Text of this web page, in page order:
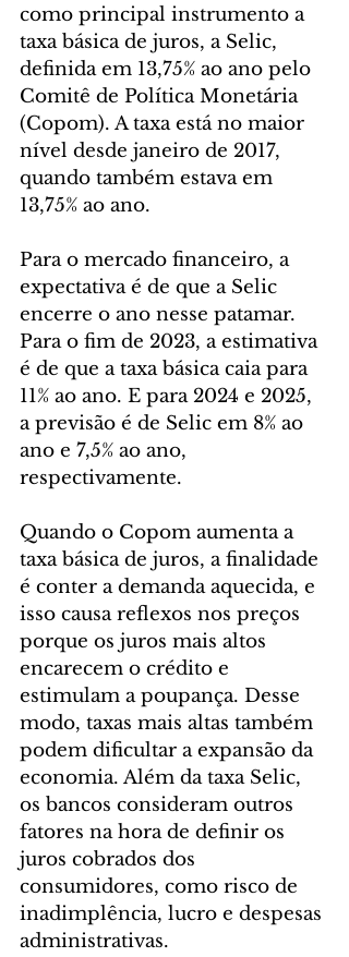
como principal instrumento a
taxa básica de juros, a Selic,
definida em 13,75% ao ano pelo
Comitê de Política Monetária
(Copom). A taxa está no maior
nível desde janeiro de 2017,
quando também estava em
13,75% ao ano.
Para o mercado financeiro, a
expectativa é de que a Selic
encerre o ano nesse patamar.
Para o fim de 2023, a estimativa
é de que a taxa básica caia para
11% ao ano. E para 2024 e 2025,
a previsão é de Selic em 8% ao
ano e 7,5% ao ano,
respectivamente.
Quando o Copom aumenta a
taxa básica de juros, a finalidade
é conter a demanda aquecida, e
isso causa reflexos nos preços
porque os juros mais altos
encarecem o crédito e
estimulam a poupança. Desse
modo, taxas mais altas também
podem dificultar a expansão da
economia. Além da taxa Selic,
os bancos consideram outros
fatores na hora de definir os
juros cobrados dos
consumidores, como risco de
inadimplência, lucro e despesas
administrativas.